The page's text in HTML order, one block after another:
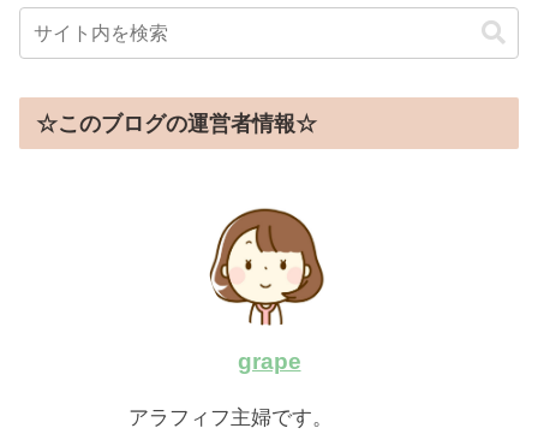
☆このブログの運営者情報☆
grape
アラフィフ主婦です。